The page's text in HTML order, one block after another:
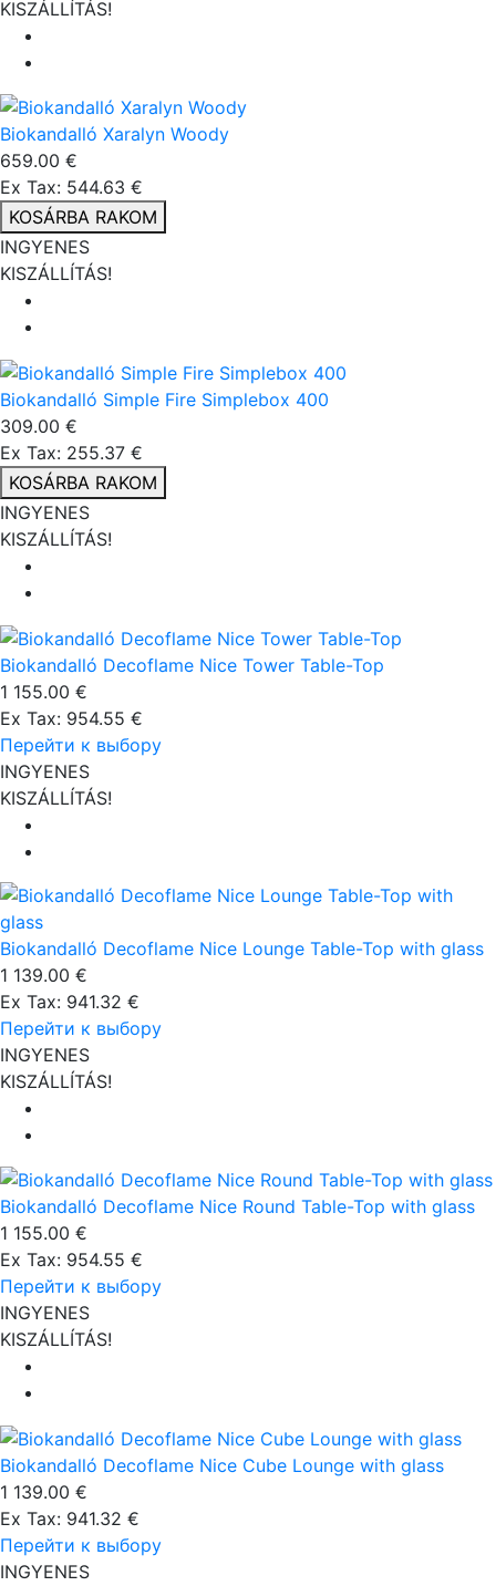
KISZÁLLÍTÁS!
Biokandalló Xaralyn Woody
659.00 €
Ex Tax: 544.63 €
KOSÁRBA RAKOM
INGYENES
KISZÁLLÍTÁS!
Biokandalló Simple Fire Simplebox 400
309.00 €
Ex Tax: 255.37 €
KOSÁRBA RAKOM
INGYENES
KISZÁLLÍTÁS!
Biokandalló Decoflame Nice Tower Table-Top
1 155.00 €
Ex Tax: 954.55 €
Перейти к выбору
INGYENES
KISZÁLLÍTÁS!
Biokandalló Decoflame Nice Lounge Table-Top with glass
1 139.00 €
Ex Tax: 941.32 €
Перейти к выбору
INGYENES
KISZÁLLÍTÁS!
Biokandalló Decoflame Nice Round Table-Top with glass
1 155.00 €
Ex Tax: 954.55 €
Перейти к выбору
INGYENES
KISZÁLLÍTÁS!
Biokandalló Decoflame Nice Cube Lounge with glass
1 139.00 €
Ex Tax: 941.32 €
Перейти к выбору
INGYENES